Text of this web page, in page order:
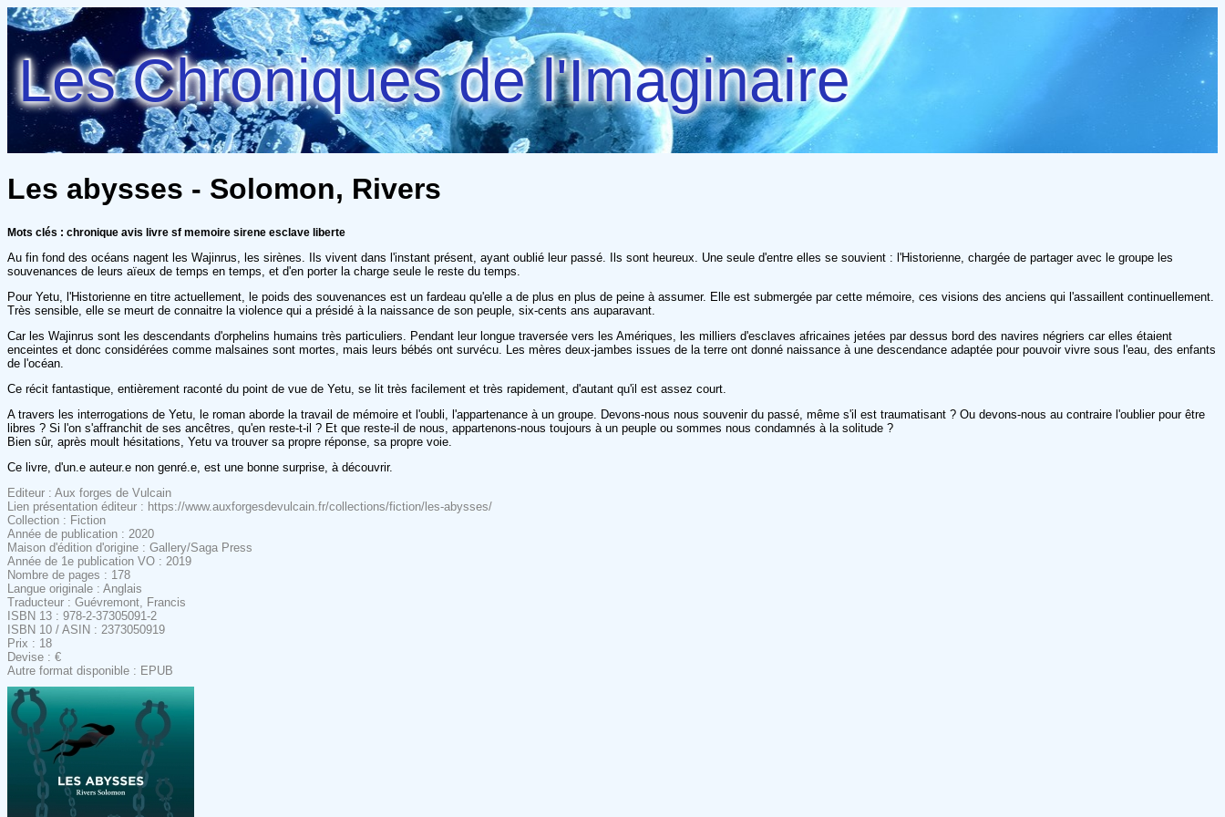
Les Chroniques de l'Imaginaire
Les abysses - Solomon, Rivers
Mots clés : chronique avis livre sf memoire sirene esclave liberte
Au fin fond des océans nagent les Wajinrus, les sirènes. Ils vivent dans l'instant présent, ayant oublié leur passé. Ils sont heureux. Une seule d'entre elles se souvient : l'Historienne, chargée de partager avec le groupe les
souvenances de leurs aïeux de temps en temps, et d'en porter la charge seule le reste du temps.
Pour Yetu, l'Historienne en titre actuellement, le poids des souvenances est un fardeau qu'elle a de plus en plus de peine à assumer. Elle est submergée par cette mémoire, ces visions des anciens qui l'assaillent continuellement.
Très sensible, elle se meurt de connaitre la violence qui a présidé à la naissance de son peuple, six-cents ans auparavant.
Car les Wajinrus sont les descendants d'orphelins humains très particuliers. Pendant leur longue traversée vers les Amériques, les milliers d'esclaves africaines jetées par dessus bord des navires négriers car elles étaient
enceintes et donc considérées comme malsaines sont mortes, mais leurs bébés ont survécu. Les mères deux-jambes issues de la terre ont donné naissance à une descendance adaptée pour pouvoir vivre sous l'eau, des enfants
de l'océan.
Ce récit fantastique, entièrement raconté du point de vue de Yetu, se lit très facilement et très rapidement, d'autant qu'il est assez court.
A travers les interrogations de Yetu, le roman aborde la travail de mémoire et l'oubli, l'appartenance à un groupe. Devons-nous nous souvenir du passé, même s'il est traumatisant ? Ou devons-nous au contraire l'oublier pour être
libres ? Si l'on s'affranchit de ses ancêtres, qu'en reste-t-il ? Et que reste-il de nous, appartenons-nous toujours à un peuple ou sommes nous condamnés à la solitude ?
Bien sûr, après moult hésitations, Yetu va trouver sa propre réponse, sa propre voie.
Ce livre, d'un.e auteur.e non genré.e, est une bonne surprise, à découvrir.
Editeur : Aux forges de Vulcain
Lien présentation éditeur : https://www.auxforgesdevulcain.fr/collections/fiction/les-abysses/
Collection : Fiction
Année de publication : 2020
Maison d'édition d'origine : Gallery/Saga Press
Année de 1e publication VO : 2019
Nombre de pages : 178
Langue originale : Anglais
Traducteur : Guévremont, Francis
ISBN 13 : 978-2-37305091-2
ISBN 10 / ASIN : 2373050919
Prix : 18
Devise : €
Autre format disponible : EPUB